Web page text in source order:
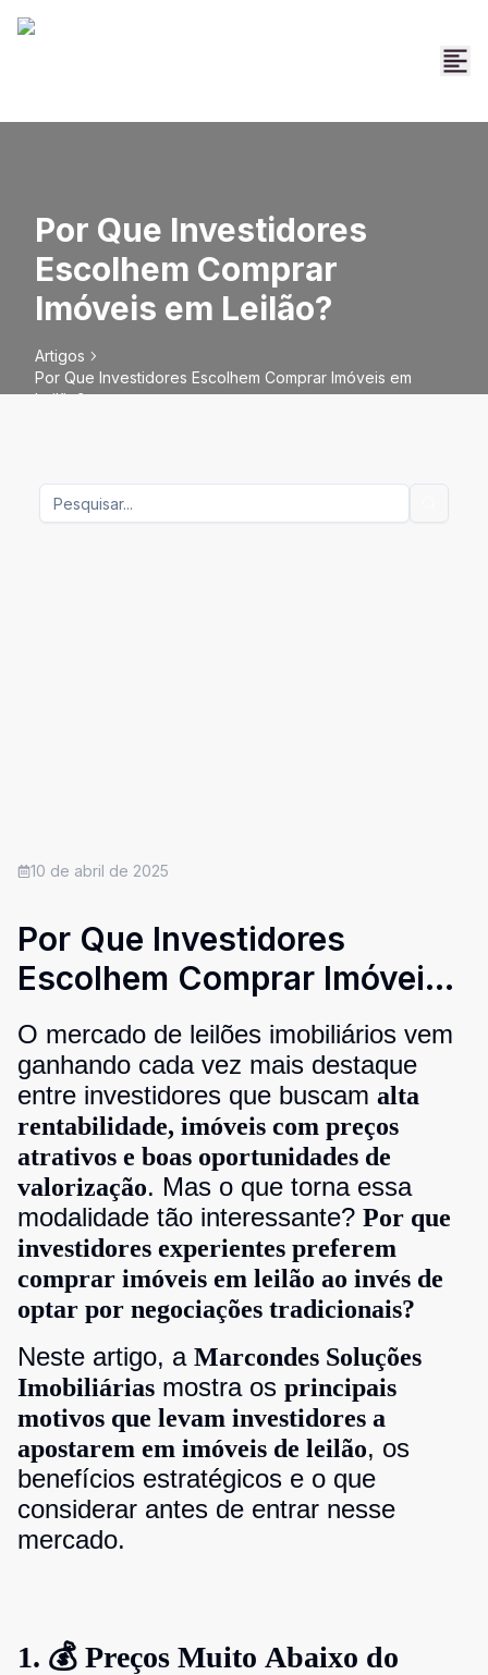
Por Que Investidores
Escolhem Comprar
Imóveis em Leilão?
Artigos
Por Que Investidores Escolhem Comprar Imóveis em
Leilão?
10 de abril de 2025
Por Que Investidores
Escolhem Comprar Imóveis
em Leilão?
O mercado de leilões imobiliários vem
ganhando cada vez mais destaque
entre investidores que buscam alta
rentabilidade, imóveis com preços
atrativos e boas oportunidades de
valorização. Mas o que torna essa
modalidade tão interessante? Por que
investidores experientes preferem
comprar imóveis em leilão ao invés de
optar por negociações tradicionais?
Neste artigo, a Marcondes Soluções
Imobiliárias mostra os principais
motivos que levam investidores a
apostarem em imóveis de leilão, os
benefícios estratégicos e o que
considerar antes de entrar nesse
mercado.
1. 💰 Preços Muito Abaixo do